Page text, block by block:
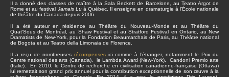
Il a donné des classes de maître à la Sala Beckett de Barcelone, au Teatro Argot de
Rome et au festival Jamais Luà Québec. Il enseigne en dramaturgie à l’École nationale
de théâtre du Canada depuis 2006.
Il a été auteur en résidence au Théâtre du Nouveau-Monde et au Théâtre du
Quat’Sous de Montréal, au Shaw Festival et au Stratford Festival en Ontario, au New
Dramatists de New-York, pour la Fondation Beaumarchais de Paris, au Théâtre national
de Bogota et au Teatro della Limonaia de Florence.
Il a reçu de nombreuses récompensesici comme à l’étranger, notamment le Prix du
Centre national des arts (Canada), le Lambda Award (New-York), Candoni Premio arte
(Italie). En 2010, le Centre de recherche en civilisation canadienne-française (Ottawa)
lui remettait son grand prix annuel pour la contribution exceptionnelle de son œuvre à la